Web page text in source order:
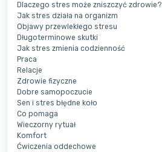
Dlaczego stres może zniszczyć zdrowie?
Jak stres działa na organizm
Objawy przewlekłego stresu
Długoterminowe skutki
Jak stres zmienia codzienność
Praca
Relacje
Zdrowie fizyczne
Dobre samopoczucie
Sen i stres błędne koło
Co pomaga
Wieczorny rytuał
Komfort
Ćwiczenia oddechowe